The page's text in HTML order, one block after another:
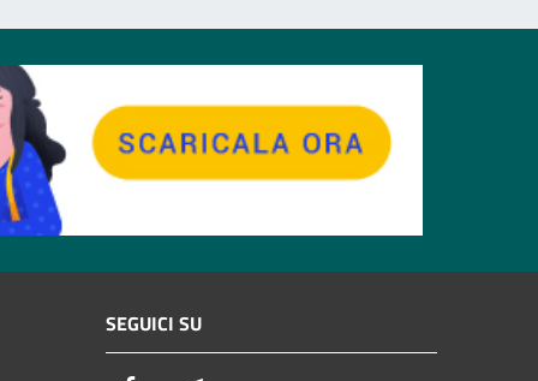
SEGUICI SU